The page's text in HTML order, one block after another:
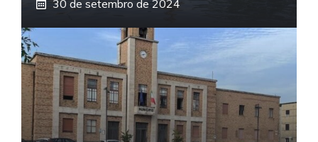
30 de setembro de 2024